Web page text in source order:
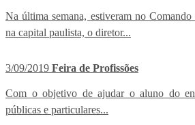
Na última semana, estiveram no
na capital paulista, o diretor...
3/09/2019 Feira de Profissões
Com o objetivo de ajudar o aluno do
públicas e particulares...